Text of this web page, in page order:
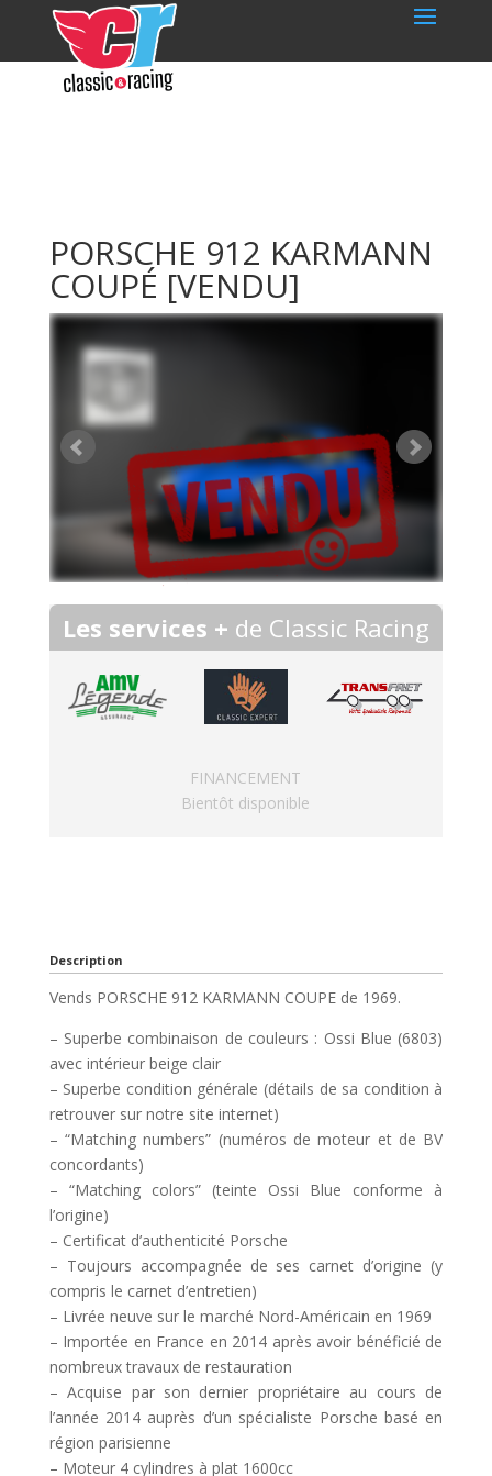
PORSCHE 912 KARMANN
COUPÉ [VENDU]
Les services + de Classic Racing
FINANCEMENT
Bientôt disponible
Description
Vends PORSCHE 912 KARMANN COUPE de 1969.
– Superbe combinaison de couleurs : Ossi Blue (6803)
avec intérieur beige clair
– Superbe condition générale (détails de sa condition à
retrouver sur notre site internet)
– “Matching numbers” (numéros de moteur et de BV
concordants)
– “Matching colors” (teinte Ossi Blue conforme à
l’origine)
– Certificat d’authenticité Porsche
– Toujours accompagnée de ses carnet d’origine (y
compris le carnet d’entretien)
– Livrée neuve sur le marché Nord-Américain en 1969
– Importée en France en 2014 après avoir bénéficié de
nombreux travaux de restauration
– Acquise par son dernier propriétaire au cours de
l’année 2014 auprès d’un spécialiste Porsche basé en
région parisienne
– Moteur 4 cylindres à plat 1600cc